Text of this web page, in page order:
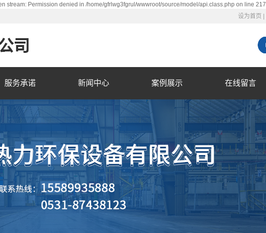
Permission denied in /home/gfrlwg3fgrul/wwwroot/source/model/api.class.php on line 217
设为首页
服务承诺 新闻中心 案例展示 在线留言